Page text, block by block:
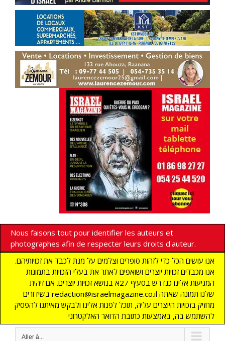
Nous faisons tout pour identifier les auteurs et
photographes afin de respecter leurs droits d'auteur.
אנו עושים הכל כדי לזהות סופרים וצלמים על מנת לכבד את זכויותיהם.
אנו מכבדים זכויות יוצרים ושואפים לאתר את בעלי הזכויות בתמונות
המגיעות אלינו כנדרש בסעיף 27א בנושא זכויות יוצרים. אם זיהית
בשידורים redaction@israelmagazine.co.il שלנו תמונה שאתה
מחזיק בזכויות היוצרים עליה, תוכל לפנות אלינו ולבקש מאיתנו להפסיק
להשתמש בה, באמצעות כתובת הדואר האלקטרוני
Aller à...